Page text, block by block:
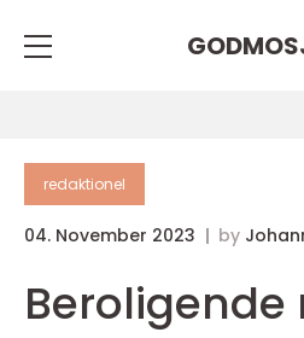
redaktionel
04. November 2023 by
Beroligende